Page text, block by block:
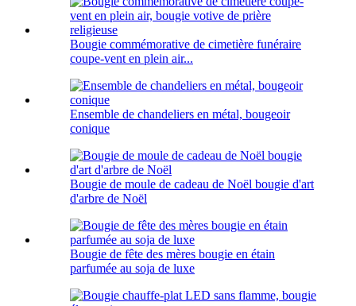
Bougie commémorative de cimetière funéraire
coupe-vent en plein air...
Ensemble de chandeliers en métal, bougeoir
conique
Bougie de moule de cadeau de Noël bougie d'art
d'arbre de Noël
Bougie de fête des mères bougie en étain
parfumée au soja de luxe